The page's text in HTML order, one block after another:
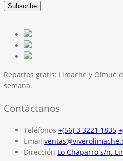
Repartos gratis: Limache y Olmué
semana.
Contáctanos
Teléfonos +(56) 3 3221 1835
Email
Dirección Lo Chaparro s/n.